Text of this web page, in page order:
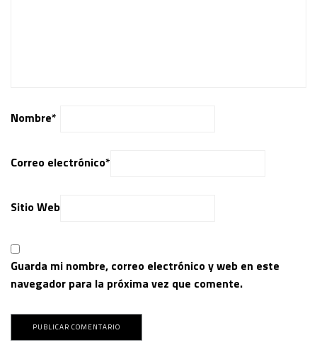
Nombre*
Correo electrónico*
Sitio Web
Guarda mi nombre, correo electrónico y web en este
navegador para la próxima vez que comente.